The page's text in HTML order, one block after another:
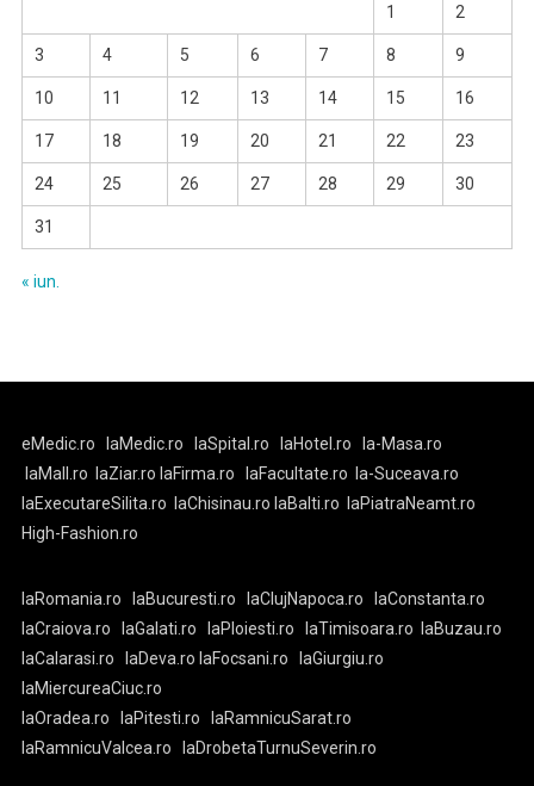
1 2
3 4 5 6 7 8 9
10 11 12 13 14 15 16
17 18 19 20 21 22 23
24 25 26 27 28 29 30
31
« iun.
eMedic.ro laMedic.ro laSpital.ro laHotel.ro
la-Masa.ro
laMall.ro
laZiar.ro laFirma.ro laFacultate.ro
la-Suceava.ro
laExecutareSilita.ro
laChisinau.ro laBalti.ro
laPiatraNeamt.ro
High-Fashion.ro
laRomania.ro laBucuresti.ro laClujNapoca.ro
laConstanta.ro
laCraiova.ro
laGalati.ro laPloiesti.ro laTimisoara.ro
laBuzau.ro
laCalarasi.ro
laDeva.ro laFocsani.ro
laGiurgiu.ro
laMiercureaCiuc.ro
laOradea.ro
laPitesti.ro
laRamnicuSarat.ro
laRamnicuValcea.ro
laDrobetaTurnuSeverin.ro